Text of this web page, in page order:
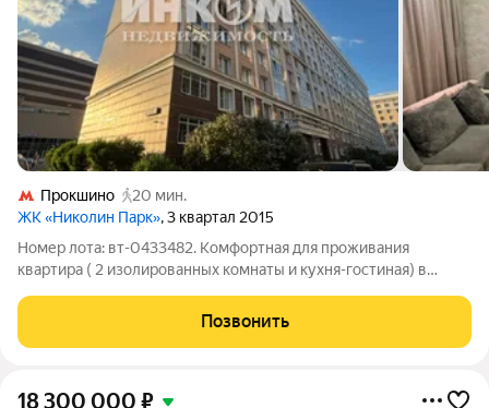
Прокшино
20 мин.
ЖК «Николин Парк», 3 квартал 2015
Номер лота: вт-0433482. Комфортная для проживания
квартира ( 2 изолированных комнаты и кухня-гостиная) в
метро. С качественным ремонтом, в отличном состоянии.
Планировка: 2 уютные спальни,
Позвонить
18 300 000 ₽